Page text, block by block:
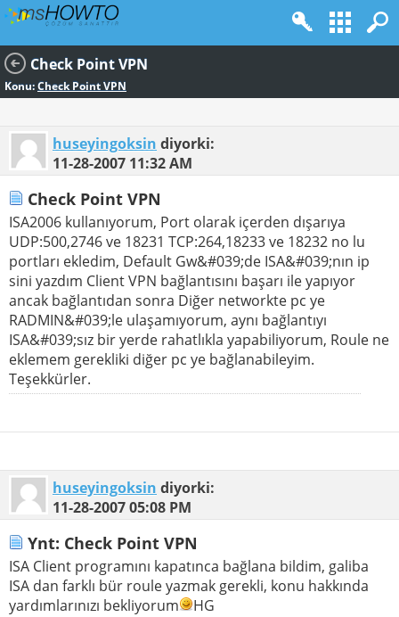
Check Point VPN
Konu:Check Point VPN
huseyingoksin diyorki:
11-28-2007 11:32 AM
Check Point VPN
ISA2006 kullanıyorum, Port olarak içerden dışarıya
UDP:500,2746 ve 18231 TCP:264,18233 ve 18232 no lu
portları ekledim, Default Gw&#039;de ISA&#039;nın ip
sini yazdım Client VPN bağlantısını başarı ile yapıyor
ancak bağlantıdan sonra Diğer networkte pc ye
RADMIN&#039;le ulaşamıyorum, aynı bağlantıyı
ISA&#039;sız bir yerde rahatlıkla yapabiliyorum, Roule ne
eklemem gerekliki diğer pc ye bağlanabileyim.
Teşekkürler.
huseyingoksin diyorki:
11-28-200705:08 PM
Ynt: Check Point VPN
ISA Client programını kapatınca bağlana bildim, galiba
ISA dan farklı bür roule yazmak gerekli, konu hakkında
yardımlarınızı bekliyorum
HG